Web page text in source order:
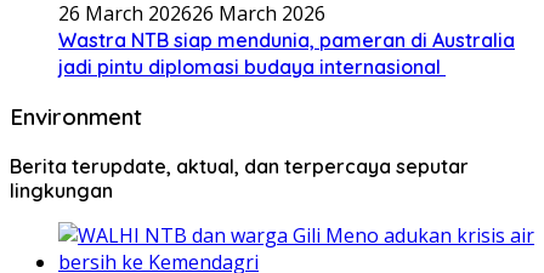
26 March 202626 March 2026
Wastra NTB siap mendunia, pameran di Australia
jadi pintu diplomasi budaya internasional
Environment
Berita terupdate, aktual, dan terpercaya seputar
lingkungan